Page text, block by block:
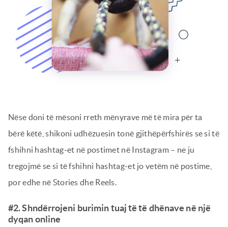
Nëse doni të mësoni rreth mënyrave më të mira për ta
bërë këtë, shikoni udhëzuesin tonë gjithëpërfshirës se si të
fshihni hashtag-et në postimet në Instagram – ne ju
tregojmë se si të fshihni hashtag-et jo vetëm në postime,
por edhe në Stories dhe Reels.
#2. Shndërrojeni burimin tuaj të të dhënave në një
dyqan online